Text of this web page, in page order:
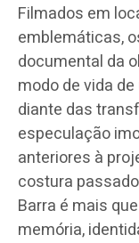
Filmados em
emblemáticas,
documental da
modo de vida
diante das
especulação
anteriores à
costura
Barra é mais
memória,